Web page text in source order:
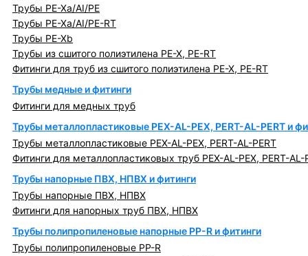
Трубы PE-Xa/AI/PE
Трубы PE-Xa/AI/PE-RT
Трубы PE-Xb
Трубы из сшитого полиэтилена PE-X, PE-RT
Фитинги для труб из сшитого полиэтилена PE-X, PE-RT
Трубы медные и фитинги
Фитинги для медных труб
Трубы металлопластиковые PEX-AL-PEX, PERT-AL-PERT и
Трубы металлопластиковые PEX-AL-PEX, PERT-AL-PERT
Фитинги для металлопластиковых труб PEX-AL-PEX, PERT-AL-
Трубы напорные ПВХ, НПВХ и фитинги
Трубы напорные ПВХ, НПВХ
Фитинги для напорных труб ПВХ, НПВХ
Трубы полипропиленовые напорные PP-R и фитинги
Трубы полипропиленовые PP-R